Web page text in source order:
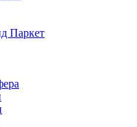
Паркет